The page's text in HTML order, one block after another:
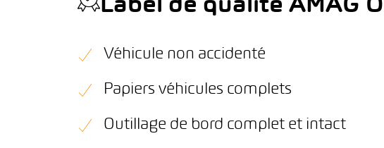
Label de qualité AMAG
Véhicule non accidenté
Papiers véhicules complets
Outillage de bord complet et intact